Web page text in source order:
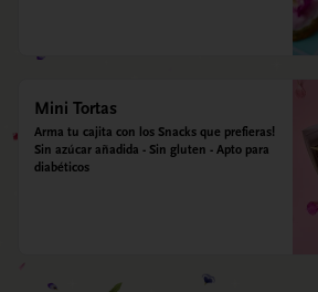
Mini Tortas
Arma tu cajita con los Snacks que prefieras!
Sin azúcar añadida - Sin gluten - Apto para
diabéticos